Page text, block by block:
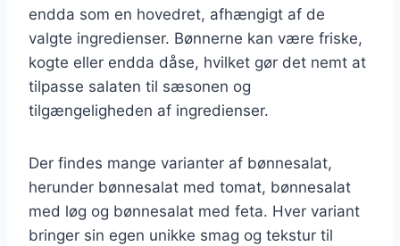
endda som en hovedret, afhængigt af de
valgte ingredienser. Bønnerne kan være friske,
kogte eller endda dåse, hvilket gør det nemt at
tilpasse salaten til sæsonen og
tilgængeligheden af ingredienser.
Der findes mange varianter af bønnesalat,
herunder bønnesalat med tomat, bønnesalat
med løg og bønnesalat med feta. Hver variant
bringer sin egen unikke smag og tekstur til